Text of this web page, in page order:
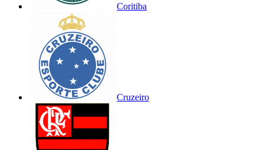
Coritiba
Cruzeiro